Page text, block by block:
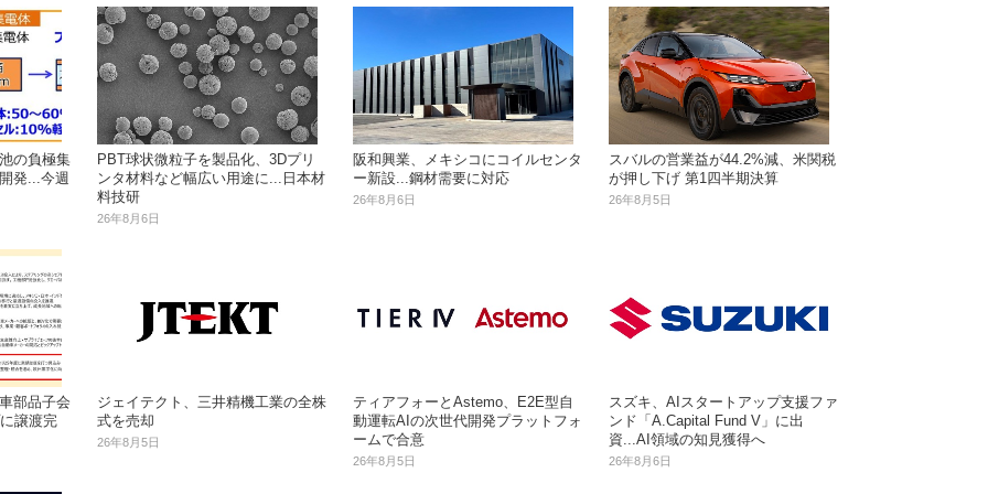
の負極集
発...今週
PBT球状微粒子を製品化、3Dプリ
ンタ材料など幅広い用途に...日本材
料技研
26年8月6日
阪和興業、メキシコにコイルセンタ
ー新設...鋼材需要に対応
26年8月6日
スバルの営業益が44.2%減、米関税
が押し下げ 第1四半期決算
26年8月5日
部品子会
譲渡完
ジェイテクト、三井精機工業の全株
式を売却
26年8月5日
ティアフォーとAstemo、E2E型自
動運転AIの次世代開発プラットフォ
ームで合意
26年8月5日
スズキ、AIスタートアップ支援ファ
ンド「A.Capital Fund V」に出
資...AI領域の知見獲得へ
26年8月6日